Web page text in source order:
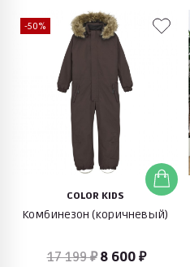
-50%
COLOR KIDS
Комбинезон (коричневый)
17 199 ₽ 8 600 ₽